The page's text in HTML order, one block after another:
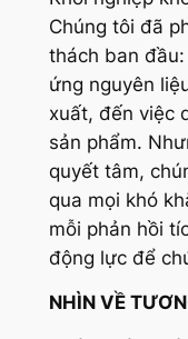
Chúng tôi đã
thách ban
ứng nguyên
xuất, đến việc
sản phẩm.
quyết tâm,
qua mọi khó
mỗi phản hồi
động lực để
NHÌN VỀ